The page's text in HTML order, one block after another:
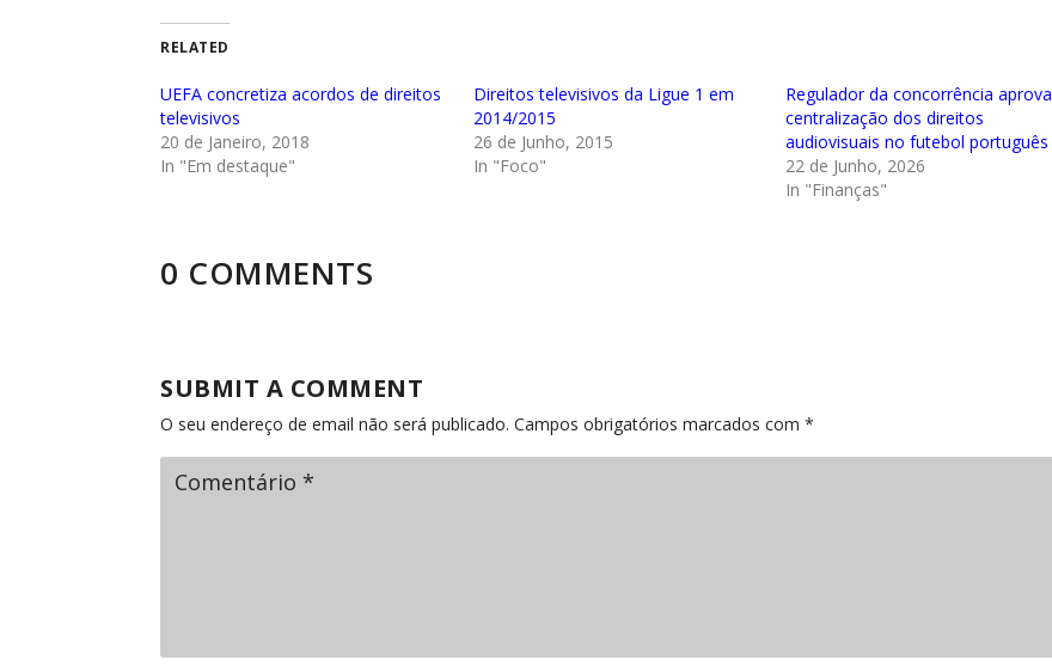
RELATED
UEFA concretiza acordos de direitos
televisivos
20 de Janeiro, 2018
In "Em destaque"
Direitos televisivos da Ligue 1 em
2014/2015
26 de Junho, 2015
In "Foco"
Regulador da concorrência aprova
centralização dos direitos
audiovisuais no futebol português
22 de Junho, 2026
In "Finanças"
0 COMMENTS
SUBMIT A COMMENT
O seu endereço de email não será publicado. Campos obrigatórios marcados com*